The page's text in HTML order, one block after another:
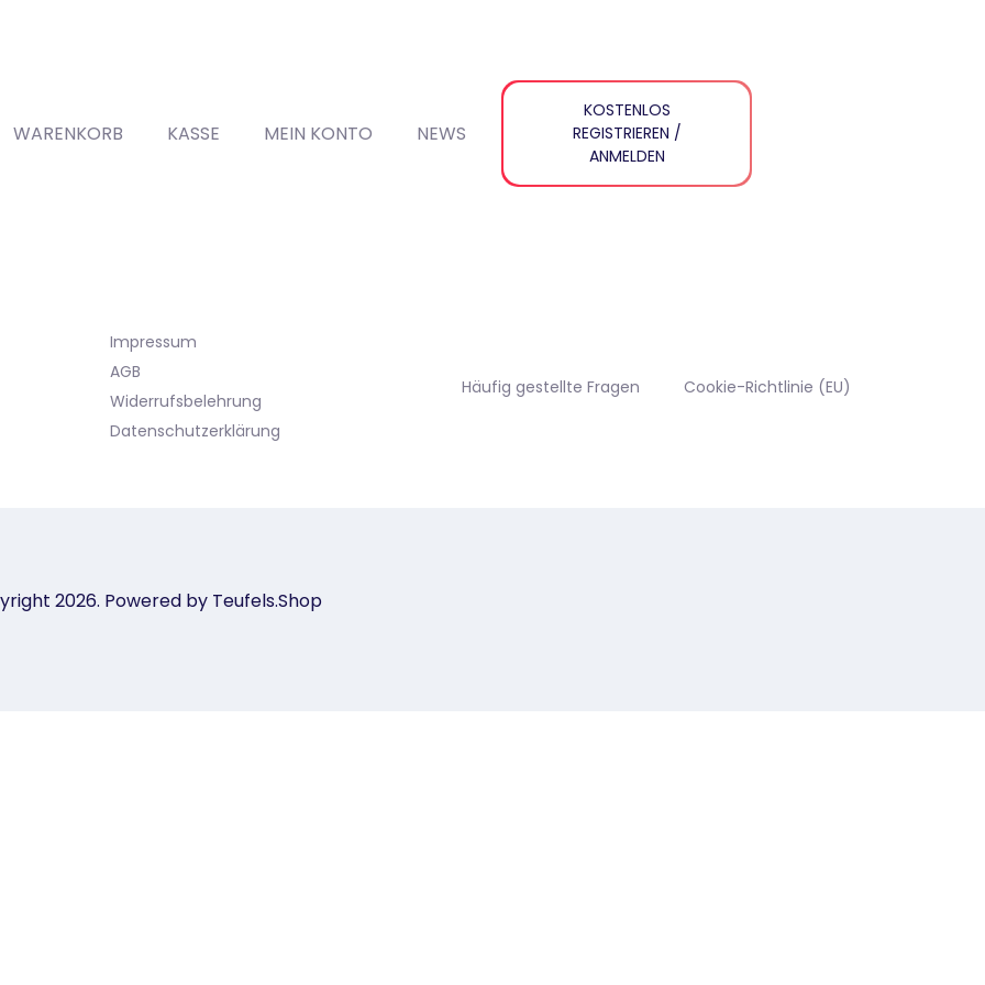
WARENKORB KASSE MEIN KONTO NEWS
KOSTENLOS
REGISTRIEREN /
ANMELDEN
Impressum
AGB
Widerrufsbelehrung
Datenschutzerklärung
Häufig gestellte Fragen Cookie-Richtlinie (EU)
2026. Powered by Teufels.Shop